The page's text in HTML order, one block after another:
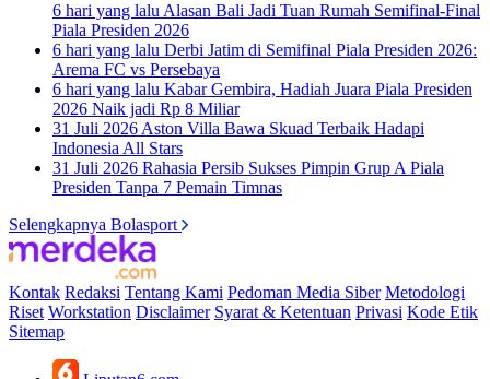
6 hari yang lalu Alasan Bali Jadi Tuan Rumah Semifinal-Final
Piala Presiden 2026
6 hari yang lalu Derbi Jatim di Semifinal Piala Presiden 2026:
Arema FC vs Persebaya
6 hari yang lalu Kabar Gembira, Hadiah Juara Piala Presiden
2026 Naik jadi Rp 8 Miliar
31 Juli 2026 Aston Villa Bawa Skuad Terbaik Hadapi
Indonesia All Stars
31 Juli 2026 Rahasia Persib Sukses Pimpin Grup A Piala
Presiden Tanpa 7 Pemain Timnas
Selengkapnya Bolasport
Kontak Redaksi Tentang Kami Pedoman Media Siber Metodologi
Riset Workstation Disclaimer Syarat & Ketentuan Privasi Kode Etik
Sitemap